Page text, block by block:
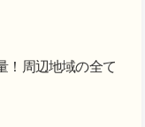
！周辺地域の全て